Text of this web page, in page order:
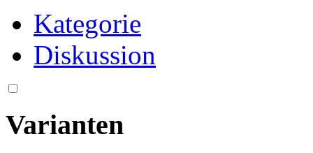
Kategorie
Diskussion
Varianten